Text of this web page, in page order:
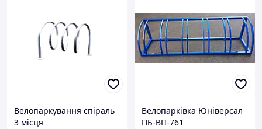
Велопаркування спіраль
3 місця
Велопарківка Юніверсал
ПБ-ВП-761